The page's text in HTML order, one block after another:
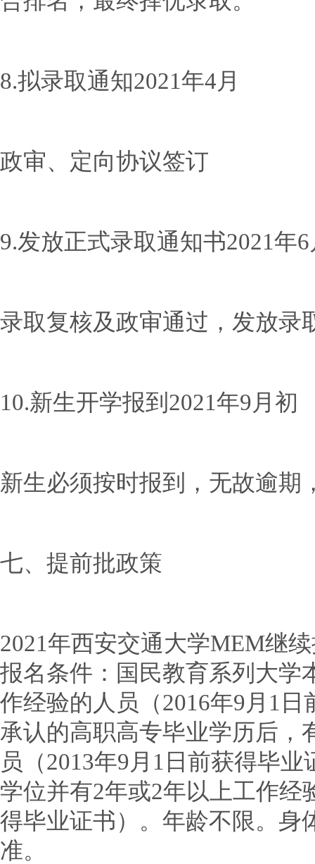
8.拟录取通知2021年4月
政审、定向协议签订
9.发放正式录取通知书2021年
录取复核及政审通过，发放录
10.新生开学报到2021年9月初
新生必须按时报到，无故逾期
七、提前批政策
2021年西安交通大学MEM继
报名条件：国民教育系列大学
作经验的人员（2016年9月1
承认的高职高专毕业学历后，
员（2013年9月1日前获得毕
学位并有2年或2年以上工作经
得毕业证书）。年龄不限。身
准。